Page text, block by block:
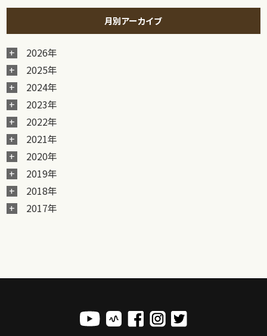
月別アーカイブ
2026年
2025年
2024年
2023年
2022年
2021年
2020年
2019年
2018年
2017年